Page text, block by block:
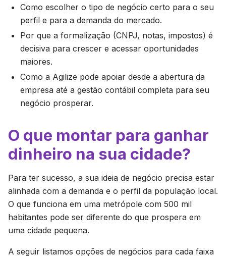
Como escolher o tipo de negócio certo para o seu
perfil e para a demanda do mercado.
Por que a formalização (CNPJ, notas, impostos) é
decisiva para crescer e acessar oportunidades
maiores.
Como a Agilize pode apoiar desde a abertura da
empresa até a gestão contábil completa para seu
negócio prosperar.
O que montar para ganhar
dinheiro na sua cidade?
Para ter sucesso, a sua ideia de negócio precisa estar
alinhada com a demanda e o perfil da população local.
O que funciona em uma metrópole com 500 mil
habitantes pode ser diferente do que prospera em
uma cidade pequena.
A seguir listamos opções de negócios para cada faixa